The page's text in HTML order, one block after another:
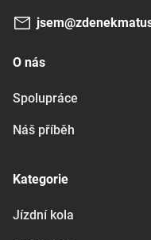
O nás
Spolupráce
Náš příběh
Kategorie
Jízdní kola